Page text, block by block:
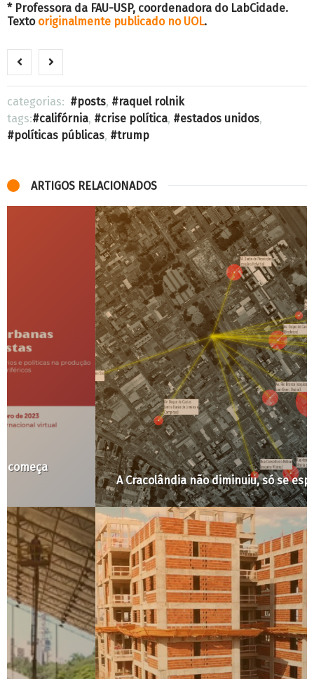
* Professora da FAU-USP, coordenadora do LabCidade.
Texto originalmente publicado no UOL.
categorias: posts,
raquel rolnik
tags:
califórnia, crise política, estados unidos,
políticas públicas, trump
ARTIGOS RELACIONADOS
A Cracolândia não diminuiu, só se espalhou